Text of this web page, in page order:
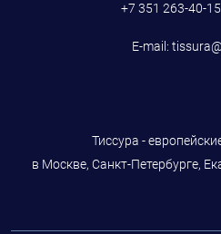
+7 351 263-40-15
E-mail:
Тиссура -
в Москве, Санкт-Петербурге,